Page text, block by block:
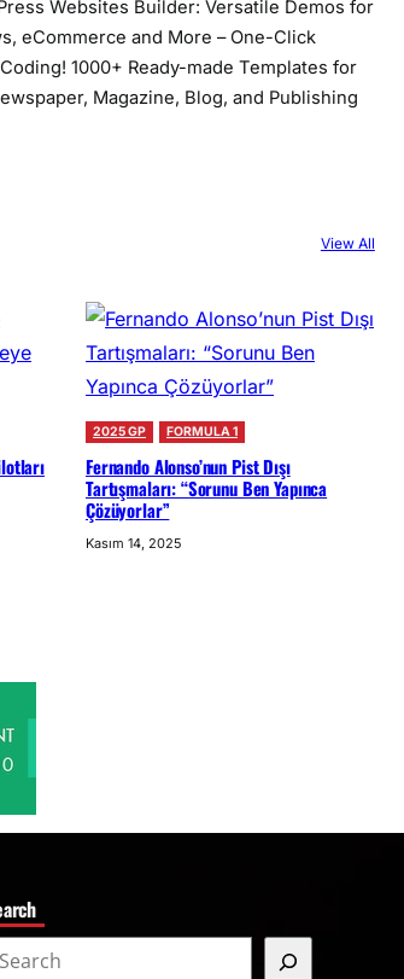
Websites Builder: Versatile Demos for
eCommerce and More – One-Click
1000+ Ready-made Templates for
Magazine, Blog, and Publishing
View All
2025 GP FORMULA 1
Fernando Alonso’nun Pist Dışı
Tartışmaları: “Sorunu Ben Yapınca
Çözüyorlar”
Kasım 14, 2025